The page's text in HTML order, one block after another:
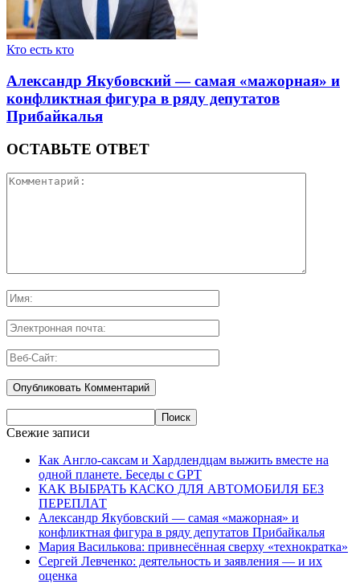
Кто есть кто
Александр Якубовский — самая «мажорная» и
конфликтная фигура в ряду депутатов
Прибайкалья
ОСТАВЬТЕ ОТВЕТ
Свежие записи
Как Англо-саксам и Хардлендцам выжить вместе на
одной планете. Беседы с GPT
КАК ВЫБРАТЬ КАСКО ДЛЯ АВТОМОБИЛЯ БЕЗ
ПЕРЕПЛАТ
Александр Якубовский — самая «мажорная» и
конфликтная фигура в ряду депутатов Прибайкалья
Мария Василькова: привнесённая сверху «технократка»
Сергей Левченко: деятельность и заявления — и их
оценка